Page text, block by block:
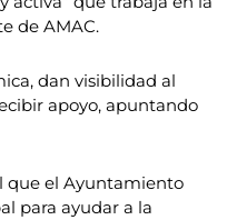
de AMAC.
dan visibilidad al
apoyo, apuntando
que el Ayuntamiento
para ayudar a la